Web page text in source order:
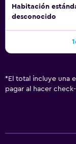
Habitación
desconocido
* El total incluye una
pagar al hacer